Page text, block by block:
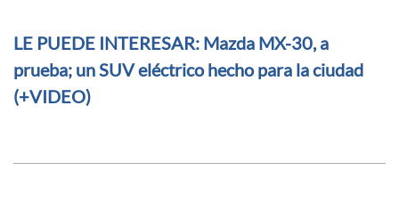
LE PUEDE INTERESAR: Mazda MX-30, a
prueba; un SUV eléctrico hecho para la ciudad
(+VIDEO)